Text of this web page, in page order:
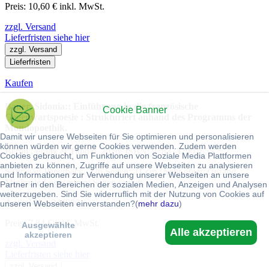
Cookie Banner
Damit wir unsere Webseiten für Sie optimieren und personalisieren
können würden wir gerne Cookies verwenden. Zudem werden
Cookies gebraucht, um Funktionen von Soziale Media Plattformen
anbieten zu können, Zugriffe auf unsere Webseiten zu analysieren
und Informationen zur Verwendung unserer Webseiten an unsere
Partner in den Bereichen der sozialen Medien, Anzeigen und Analysen
weiterzugeben. Sind Sie widerruflich mit der Nutzung von Cookies auf
unseren Webseiten einverstanden?(mehr dazu)
Alle akzeptieren
Ausgewählte
akzeptieren
Preis: 10,60 € inkl. MwSt.
zzgl. Versand
Lieferfristen siehe hier
zzgl. Versand
Lieferfristen
Kaufen
Bauer, Sidonia:: Einführung in die französische
Gegenwartspoesie : Strukturiert anhand des Programms der
Mondopoethik.
Berlin : Frank & Timme, 2016. ISBN: 9783732901555
Softcover/Paperback. 226 Seiten; 21 cm : Sehr guter Zustand.
Minimale Lagespuren. Seiten sauber.
Artikel-Nr.: 844980
Preis: 7,84 € inkl. MwSt.